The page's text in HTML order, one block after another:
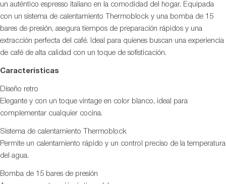
un auténtico espresso italiano en la comodidad del hogar. Equipada
con un sistema de calentamiento Thermoblock y una bomba de 15
bares de presión, asegura tiempos de preparación rápidos y una
extracción perfecta del café. Ideal para quienes buscan una experiencia
de café de alta calidad con un toque de sofisticación.
Caracteristicas
Diseño retro
Elegante y con un toque vintage en color blanco, ideal para
complementar cualquier cocina.
Sistema de calentamiento Thermoblock
Permite un calentamiento rápido y un control preciso de la temperatura
del agua.
Bomba de 15 bares de presión